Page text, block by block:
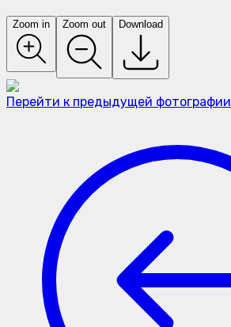
Zoom in Zoom out Download
Перейти к предыдущей фотографии